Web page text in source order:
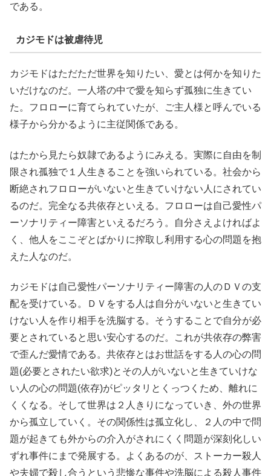
である。
カジモドは被虐待児
カジモドはただただ世界を知りたい、愛とは何かを知りた
いだけなのだ。一人塔の中で愛を知らず孤独に生きてい
た。フロローに育てられていたが、ご主人様と呼んでいる
様子から分かるように主従関係である。
はたから見たら奴隷であるようにみえる。実際に自由を制
限され孤独で１人生きることを強いられている。社会から
断絶されフロローがいないと生きていけない人にされてい
るのだ。完全なる共依存といえる。フロローは自己愛性パ
ーソナリティー障害といえるだろう。自分さえよければよ
く、他人をここぞとばかりに搾取し利用する心の問題を抱
えた人なのだ。
カジモドは自己愛性パーソナリティー障害の人のＤＶの支
配を受けている。ＤＶをする人は自分がいないと生きてい
けない人を作り相手を洗脳する。そうすることで自分が必
要とされていると思い安心するのだ。これが共依存の弊害
で歪んだ愛情である。共依存とはお世話をする人の心の問
題(必要とされたい欲求)とその人がいないと生きていけな
い人の心の問題(依存)がピッタリとくっつくため、離れに
くくなる。そして世界は２人きりになっていき、外の世界
から孤立していく。その関係性は孤立化し、２人の中で問
題が起きても外からの介入がされにくく問題が深刻化しい
ずれ事件にまで発展する。よくあるのが、ストーカー殺人
や夫婦で殺し合うという悲惨な事件や洗脳による殺人事件